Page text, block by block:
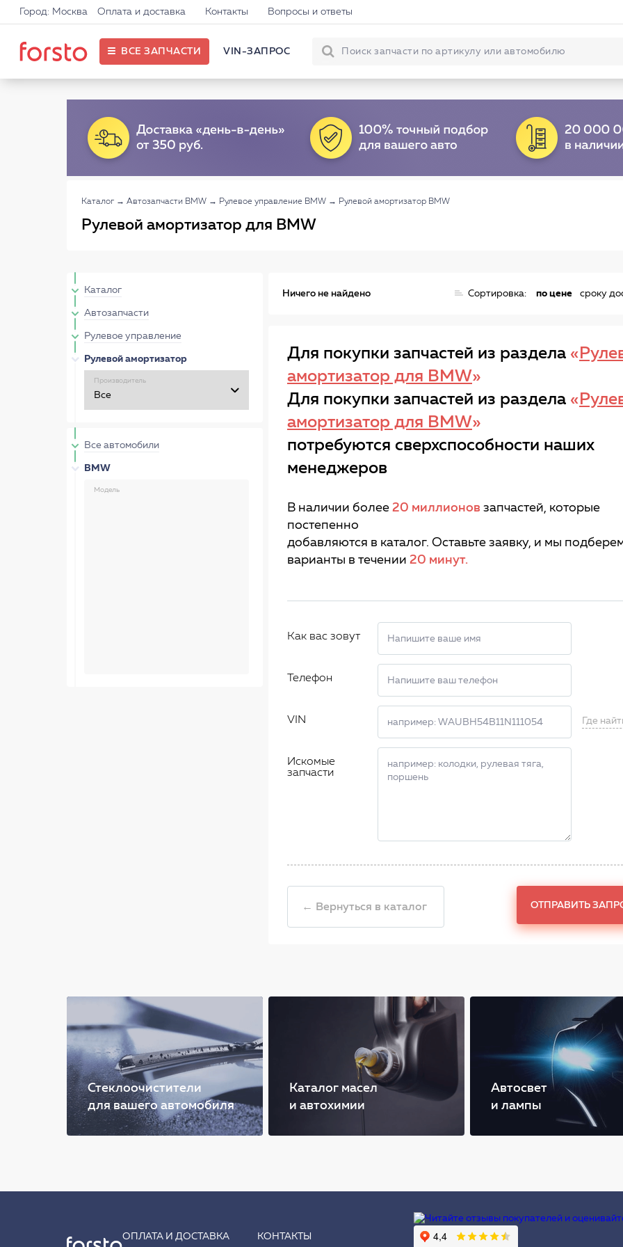
Город: Москва Оплата и доставка Контакты Вопросы и ответы
ВСЕ ЗАПЧАСТИ VIN-ЗАПРОС
Каталог → Автозапчасти BMW → Рулевое управление BMW → Рулевой амортизатор BMW
Рулевой амортизатор для BMW
Каталог
Автозапчасти
Рулевое управление
Рулевой амортизатор
Производитель
Все автомобили
BMW
Модель
Ничего не найдено Сортировка: по цене сроку
Для покупки запчастей из раздела «
амортизатор для BMW»
Для покупки запчастей из раздела «
амортизатор для BMW»
потребуются сверхспособности наших
менеджеров
В наличии более 20 миллионов запчастей, которые
постепенно
добавляются в каталог. Оставьте заявку, и мы
варианты в течении 20 минут.
Как вас зовут
Телефон
VIN Где
Искомые
запчасти
← Вернуться в каталог ОТПРАВИТЬ
Стеклоочистители
для вашего автомобиля
Каталог масел
и автохимии
Автосвет
и лампы
ОПЛАТА И ДОСТАВКА КОНТАКТЫ